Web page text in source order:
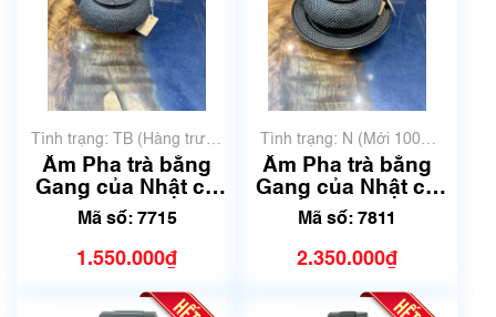
Tình trạng: TB (Hàng trưng
bày, thanh lý)
Ấm Pha trà bằng
Gang của Nhật có
đế | Dung tích
số 7715
Mã số: 7715
1.550.000₫
Tình trạng: N (Mới 100%
chưa qua sử dụng)
Ấm Pha trà bằng
Gang của Nhật có
đế | Dung tích
số 7811
Mã số: 7811
2.350.000₫